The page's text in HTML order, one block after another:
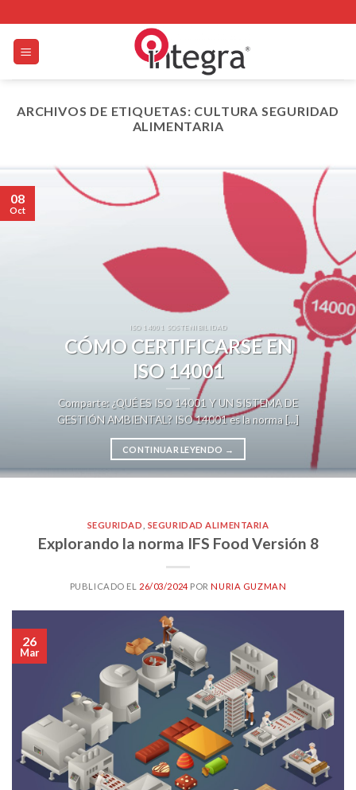
to
content
ARCHIVOS DE ETIQUETAS: CULTURA SEGURIDAD
ALIMENTARIA
ISO 14001 SOSTENIBILIDAD
CÓMO CERTIFICARSE EN
ISO 14001
Comparte: ¿QUÉ ES ISO 14001 Y UN SISTEMA DE
GESTIÓN AMBIENTAL? ISO 14001 es la norma [...]
CONTINUAR LEYENDO →
08
Oct
SEGURIDAD SEGURIDAD ALIMENTARIA
Explorando la norma IFS Food Versión 8
PUBLICADO EL 26/03/2024PORNURIA GUZMAN
26
Mar